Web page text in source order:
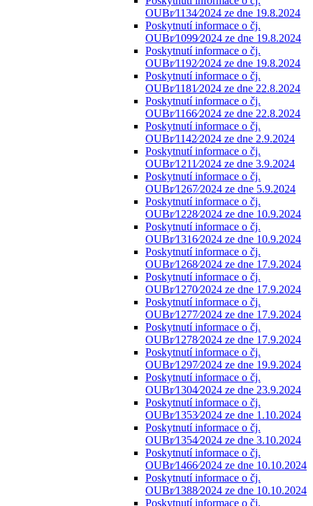
OUBr⁄1134⁄2024 ze dne 19.8.2024
Poskytnutí informace o čj.
OUBr⁄1099⁄2024 ze dne 19.8.2024
Poskytnutí informace o čj.
OUBr⁄1192⁄2024 ze dne 19.8.2024
Poskytnutí informace o čj.
OUBr⁄1181⁄2024 ze dne 22.8.2024
Poskytnutí informace o čj.
OUBr⁄1166⁄2024 ze dne 22.8.2024
Poskytnutí informace o čj.
OUBr⁄1142⁄2024 ze dne 2.9.2024
Poskytnutí informace o čj.
OUBr⁄1211⁄2024 ze dne 3.9.2024
Poskytnutí informace o čj.
OUBr⁄1267⁄2024 ze dne 5.9.2024
Poskytnutí informace o čj.
OUBr⁄1228⁄2024 ze dne 10.9.2024
Poskytnutí informace o čj.
OUBr⁄1316⁄2024 ze dne 10.9.2024
Poskytnutí informace o čj.
OUBr⁄1268⁄2024 ze dne 17.9.2024
Poskytnutí informace o čj.
OUBr⁄1270⁄2024 ze dne 17.9.2024
Poskytnutí informace o čj.
OUBr⁄1277⁄2024 ze dne 17.9.2024
Poskytnutí informace o čj.
OUBr⁄1278⁄2024 ze dne 17.9.2024
Poskytnutí informace o čj.
OUBr⁄1297⁄2024 ze dne 19.9.2024
Poskytnutí informace o čj.
OUBr⁄1304⁄2024 ze dne 23.9.2024
Poskytnutí informace o čj.
OUBr⁄1353⁄2024 ze dne 1.10.2024
Poskytnutí informace o čj.
OUBr⁄1354⁄2024 ze dne 3.10.2024
Poskytnutí informace o čj.
OUBr⁄1466⁄2024 ze dne 10.10.2024
Poskytnutí informace o čj.
OUBr⁄1388⁄2024 ze dne 10.10.2024
Poskytnutí informace o čj.